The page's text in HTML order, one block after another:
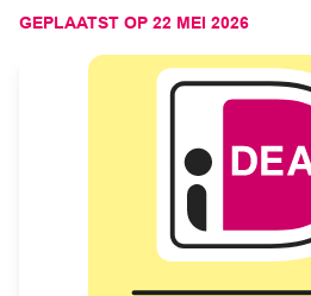
GEPLAATST OP 22 MEI 2026